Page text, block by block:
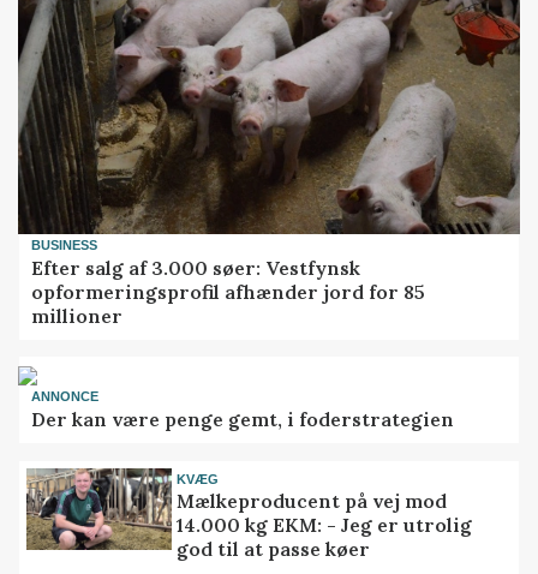
BUSINESS
Efter salg af 3.000 søer: Vestfynsk
opformeringsprofil afhænder jord for 85
millioner
ANNONCE
Der kan være penge gemt, i foderstrategien
KVÆG
Mælkeproducent på vej mod
14.000 kg EKM: - Jeg er utrolig
god til at passe køer